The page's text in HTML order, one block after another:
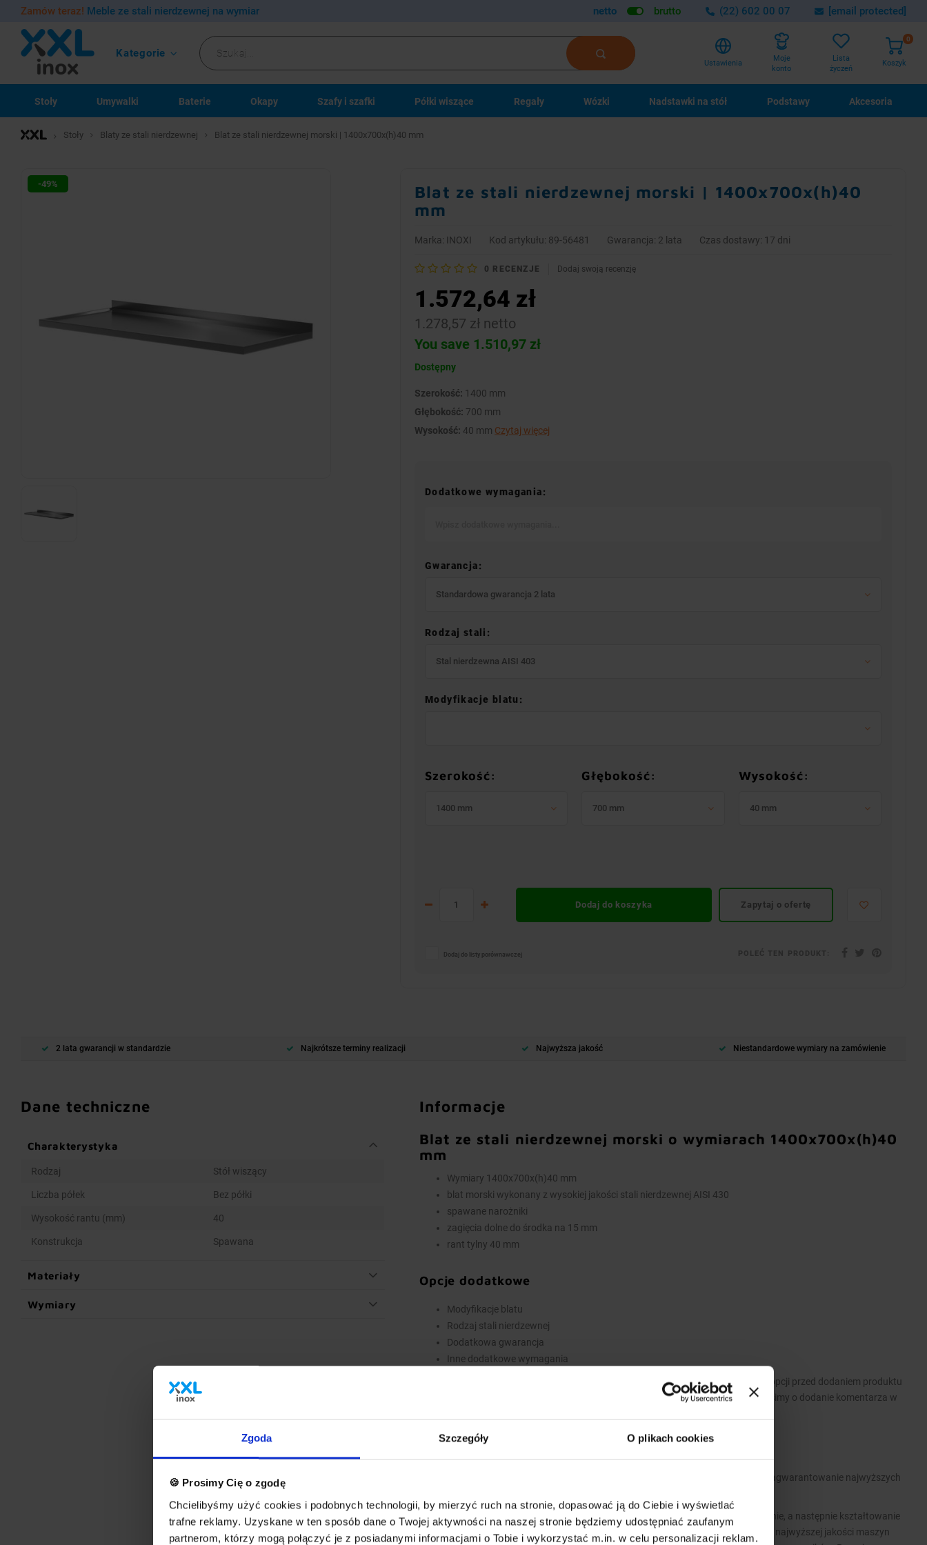
Zgoda Szczegóły O plikach cookies
🍪 Prosimy Cię o zgodę
Chcielibyśmy użyć cookies i podobnych technologii, by mierzyć ruch na stronie, dopasować ją do Ciebie i wyświetlać
trafne reklamy. Uzyskane w ten sposób dane o Twojej aktywności na naszej stronie będziemy udostępniać zaufanym
partnerom, którzy mogą połączyć je z posiadanymi informacjami o Tobie i wykorzystać m.in. w celu personalizacji reklam.
Zamów teraz! Meble ze stali nierdzewnej na wymiar netto brutto (22) 602 00 07 [email protected]
Kategorie
Ustawienia
Moje
konto
Lista
życzeń
Koszyk
0
Stoły Umywalki Baterie Okapy Szafy i szafki Półki wiszące Regały Wózki Nadstawki na stół Podstawy Akcesoria
Stoły Blaty ze stali nierdzewnej Blat ze stali nierdzewnej morski | 1400x700x(h)40 mm
-49%
Blat ze stali nierdzewnej morski | 1400x700x(h)40
mm
Marka: INOXI Kod artykułu: 89-56481 Gwarancja: 2 lata Czas dostawy: 17 dni
0 RECENZJE Dodaj swoją recenzję
1.572,64 zł
1.278,57 zł netto
You save 1.510,97 zł
Dostępny
Szerokość: 1400 mm
Głębokość: 700 mm
Wysokość: 40 mm Czytaj więcej
Dodatkowe wymagania:
Gwarancja:
Standardowa gwarancja 2 lata
Rodzaj stali:
Stal nierdzewna AISI 403
Modyfikacje blatu:
Szerokość:
1400 mm
Głębokość:
700 mm
Wysokość:
40 mm
Dodaj do koszyka Zapytaj o ofertę
Dodaj do listy porównawczej
2 lata gwarancji w standardzie Najkrótsze terminy realizacji Najwyższa jakość Niestandardowe wymiary na zamówienie
Dane techniczne
Charakterystyka
Rodzaj Stół wiszący
Liczba półek Bez półki
Wysokość rantu (mm) 40
Konstrukcja Spawana
Materiały
Wymiary
Informacje
Blat ze stali nierdzewnej morski o wymiarach 1400x700x(h)40
mm
Wymiary 1400x700x(h)40 mm
blat morski wykonany z wysokiej jakości stali nierdzewnej AISI 430
spawane narożniki
zagięcia dolne do środka na 15 mm
rant tylny 40 mm
Opcje dodatkowe
Modyfikacje blatu
Rodzaj stali nierdzewnej
Dodatkowa gwarancja
Inne dodatkowe wymagania
Wyposażenie dodatkowe dostępne za dopłatą. Prosimy o wybranie odpowiednich opcji przed dodaniem produktu
do koszyka. W przypadku niestandardowych wymagań dotyczących produktu prosimy o dodanie komentarza w
Najwyższa jakość wykonania
Wieloletnie doświadczenie oraz nowoczesny park maszynowy pozwalają nam na zagwarantowanie najwyższych
Całość procesu produkcji od ciecia blachy i profili, poprzez gilotynowanie, wykrawanie, a następnie kształtowanie
materiałów oraz łączenie i finalne wykończenie realizowana jest z pomocą naszych najwyższej jakości maszyn